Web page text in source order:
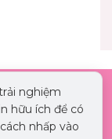
nghiệm
hữu ích để có
nhấp vào